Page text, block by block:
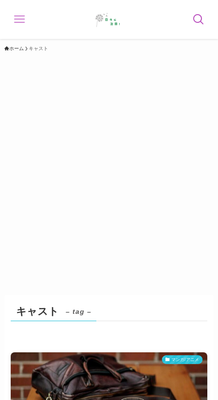
ホーム キャスト
キャスト – tag –
マンガ/アニメ